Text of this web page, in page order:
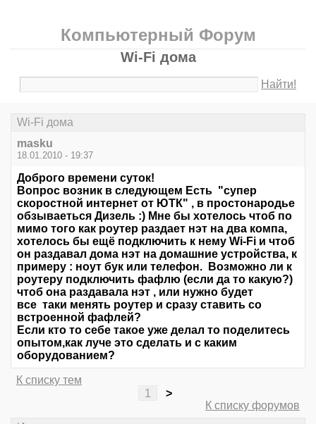
Компьютерный Форум
Wi-Fi дома
Найти!
Wi-Fi дома
masku
18.01.2010 - 19:37
Доброго времени суток!
Вопрос возник в следующем Есть "супер
скоростной интернет от ЮТК" , в простонародье
обзываеться Дизель :) Мне бы хотелось чтоб по
мимо того как роутер раздает нэт на два компа,
хотелось бы ещё подключить к нему Wi-Fi и чтоб
он раздавал дома нэт на домашние устройства, к
примеру : ноут бук или телефон. Возможно ли к
роутеру подключить фафлю (если да то какую?)
чтоб она раздавала нэт , или нужно будет
все таки менять роутер и сразу ставить со
встроенной фафлей?
Если кто то себе такое уже делал то поделитесь
опытом,как луче это сделать и с каким
оборудованием?
К списку тем
1
>
К списку форумов